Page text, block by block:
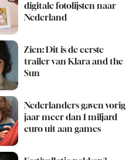
digitale fotolijsten naar
Nederland
Zien: Dit is de eerste
trailer van Klara and the
Sun
Nederlanders gaven vorig
jaar meer dan 1 miljard
euro uit aan games